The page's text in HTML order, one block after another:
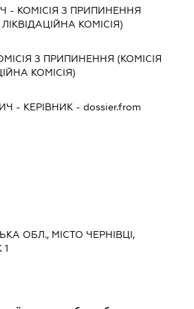
- КОМІСІЯ З ПРИПИНЕННЯ
КОМІСІЯ)
З ПРИПИНЕННЯ (КОМІСІЯ
КОМІСІЯ)
- КЕРІВНИК - dossier.from
ОБЛ., МІСТО ЧЕРНІВЦІ,